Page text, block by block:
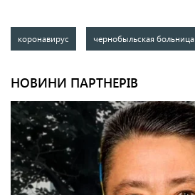
коронавирус чернобыльская больница